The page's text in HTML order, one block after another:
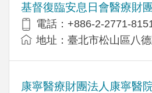
基督復臨安息日會醫療財
電話：+886-2-2771-
地址：臺北市松山區八
康寧醫療財團法人康寧醫